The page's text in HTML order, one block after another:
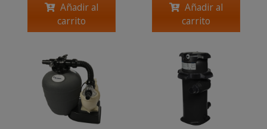
Añadir al
carrito
Añadir al
carrito